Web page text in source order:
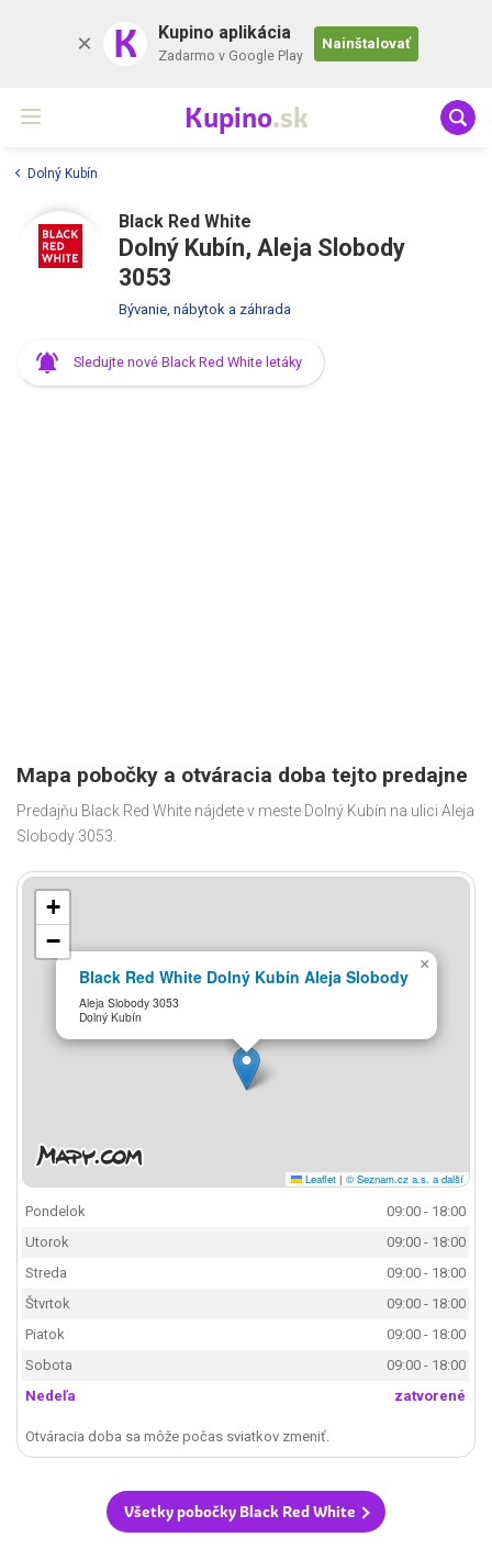
K Kupino aplikácia
Zadarmo v Google Play
Nainštalovať
Kupino.sk
Dolný Kubín
Black Red White
Dolný Kubín, Aleja Slobody
3053
Bývanie, nábytok a záhrada
Sledujte nové Black Red White letáky
Mapa pobočky a otváracia doba tejto predajne
Predajňu Black Red White nájdete v meste Dolný Kubín na ulici Aleja
Slobody 3053.
Black Red White Dolný Kubín Aleja Slobody
Aleja Slobody 3053
Dolný Kubín
×
+
−
Leaflet | © Seznam.cz a.s. a další
Pondelok
09:00 - 18:00
Utorok
09:00 - 18:00
Streda
09:00 - 18:00
Štvrtok
09:00 - 18:00
Piatok
09:00 - 18:00
Sobota
09:00 - 18:00
Nedeľa
zatvorené
Otváracia doba sa môže počas sviatkov zmeniť.
Všetky pobočky Black Red White